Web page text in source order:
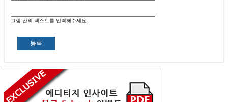
그림 안의 텍스트를 입력해주세요.